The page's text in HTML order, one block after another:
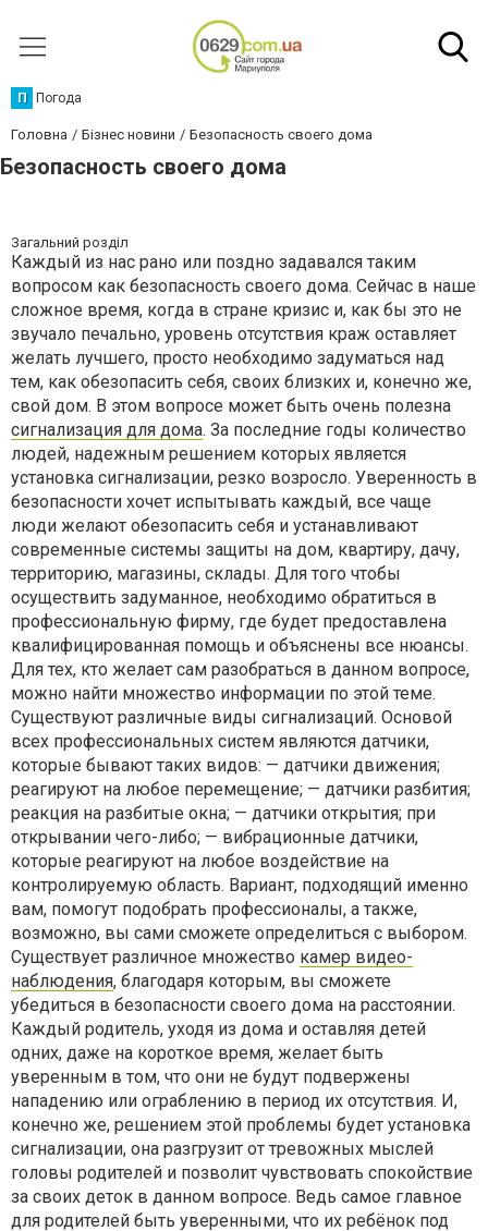
П Погода
Головна Бізнес новини Безопасность своего дома
Безопасность своего дома
Загальний розділ
Каждый из нас рано или поздно задавался таким
вопросом как безопасность своего дома. Сейчас в наше
сложное время, когда в стране кризис и, как бы это не
звучало печально, уровень отсутствия краж оставляет
желать лучшего, просто необходимо задуматься над
тем, как обезопасить себя, своих близких и, конечно же,
свой дом. В этом вопросе может быть очень полезна
сигнализация для дома. За последние годы количество
людей, надежным решением которых является
установка сигнализации, резко возросло. Уверенность в
безопасности хочет испытывать каждый, все чаще
люди желают обезопасить себя и устанавливают
современные системы защиты на дом, квартиру, дачу,
территорию, магазины, склады. Для того чтобы
осуществить задуманное, необходимо обратиться в
профессиональную фирму, где будет предоставлена
квалифицированная помощь и объяснены все нюансы.
Для тех, кто желает сам разобраться в данном вопросе,
можно найти множество информации по этой теме.
Существуют различные виды сигнализаций. Основой
всех профессиональных систем являются датчики,
которые бывают таких видов: — датчики движения;
реагируют на любое перемещение; — датчики разбития;
реакция на разбитые окна; — датчики открытия; при
открывании чего-либо; — вибрационные датчики,
которые реагируют на любое воздействие на
контролируемую область. Вариант, подходящий именно
вам, помогут подобрать профессионалы, а также,
возможно, вы сами сможете определиться с выбором.
Существует различное множество камер видео-
наблюдения, благодаря которым, вы сможете
убедиться в безопасности своего дома на расстоянии.
Каждый родитель, уходя из дома и оставляя детей
одних, даже на короткое время, желает быть
уверенным в том, что они не будут подвержены
нападению или ограблению в период их отсутствия. И,
конечно же, решением этой проблемы будет установка
сигнализации, она разгрузит от тревожных мыслей
головы родителей и позволит чувствовать спокойствие
за своих деток в данном вопросе. Ведь самое главное
для родителей быть уверенными, что их ребёнок под